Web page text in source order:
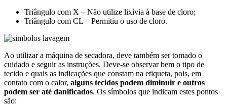
Triângulo com X – Não utilize lixívia à base de cloro;
Triângulo com CL – Permitiu o uso de cloro.
Ao utilizar a máquina de secadora, deve também ser tomado o
cuidado e seguir as instruções. Deve-se observar bem o tipo de
tecido e quais as indicações que constam na etiqueta, pois, em
contato com o calor, alguns tecidos podem diminuir e outros
podem ser até danificados. Os símbolos que indicam estes pontos
são: